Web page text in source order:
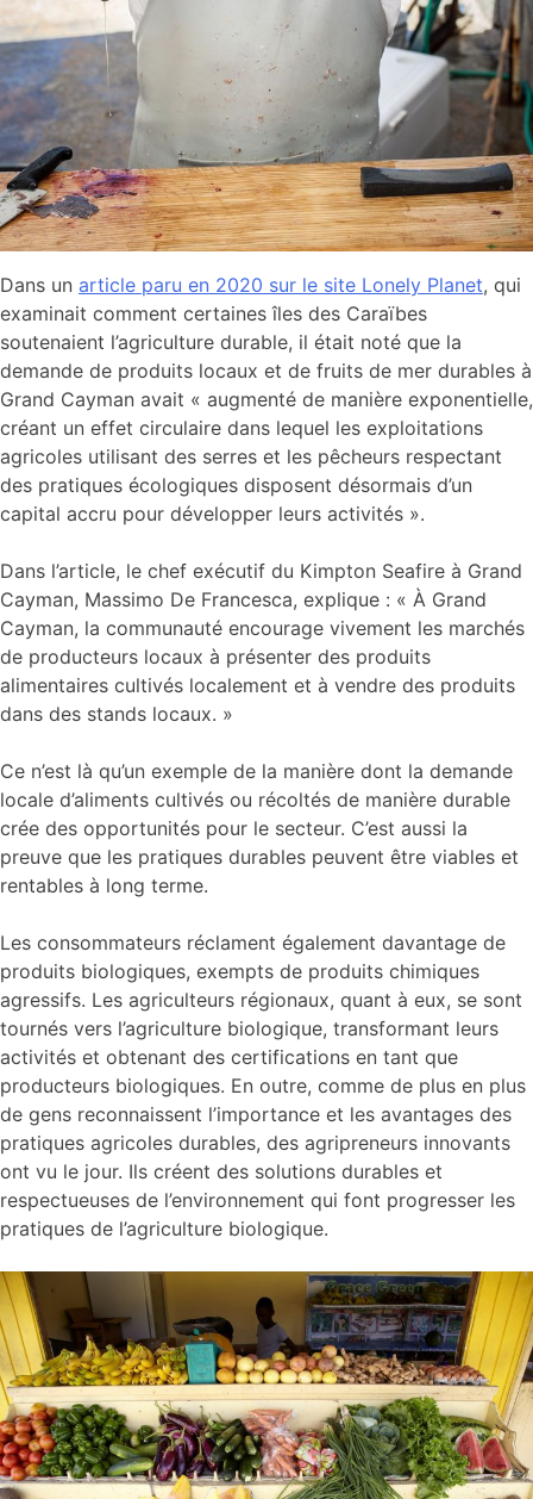
Dans un article paru en 2020 sur le site Lonely Planet, qui
examinait comment certaines îles des Caraïbes
soutenaient l’agriculture durable, il était noté que la
demande de produits locaux et de fruits de mer durables à
Grand Cayman avait « augmenté de manière exponentielle,
créant un effet circulaire dans lequel les exploitations
agricoles utilisant des serres et les pêcheurs respectant
des pratiques écologiques disposent désormais d’un
capital accru pour développer leurs activités ».
Dans l’article, le chef exécutif du Kimpton Seafire à Grand
Cayman, Massimo De Francesca, explique : « À Grand
Cayman, la communauté encourage vivement les marchés
de producteurs locaux à présenter des produits
alimentaires cultivés localement et à vendre des produits
dans des stands locaux. »
Ce n’est là qu’un exemple de la manière dont la demande
locale d’aliments cultivés ou récoltés de manière durable
crée des opportunités pour le secteur. C’est aussi la
preuve que les pratiques durables peuvent être viables et
rentables à long terme.
Les consommateurs réclament également davantage de
produits biologiques, exempts de produits chimiques
agressifs. Les agriculteurs régionaux, quant à eux, se sont
tournés vers l’agriculture biologique, transformant leurs
activités et obtenant des certifications en tant que
producteurs biologiques. En outre, comme de plus en plus
de gens reconnaissent l’importance et les avantages des
pratiques agricoles durables, des agripreneurs innovants
ont vu le jour. Ils créent des solutions durables et
respectueuses de l’environnement qui font progresser les
pratiques de l’agriculture biologique.